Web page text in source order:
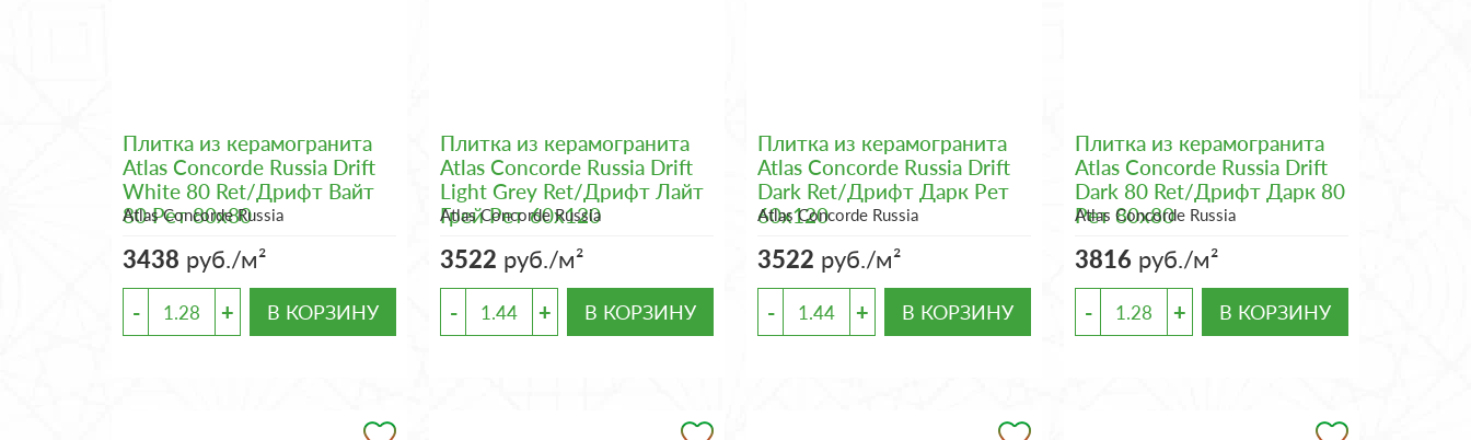
Плитка из керамогранита
Atlas Concorde Russia Drift
White 80 Ret/Дрифт Вайт
80 Рет 80x80
Atlas Concorde Russia
3438 руб./м²
- + В КОРЗИНУ
Плитка из керамогранита
Atlas Concorde Russia Drift
Light Grey Ret/Дрифт Лайт
Грей Рет 60x120
Atlas Concorde Russia
3522 руб./м²
- + В КОРЗИНУ
Плитка из керамогранита
Atlas Concorde Russia Drift
Dark Ret/Дрифт Дарк Рет
60x120
Atlas Concorde Russia
3522 руб./м²
- + В КОРЗИНУ
Плитка из керамогранита
Atlas Concorde Russia Drift
Dark 80 Ret/Дрифт Дарк 80
Рет 80x80
Atlas Concorde Russia
3816 руб./м²
- + В КОРЗИНУ